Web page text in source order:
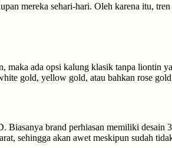
mereka sehari-hari. Oleh karena itu,
maka ada opsi kalung klasik tanpa
gold, yellow gold, atau bahkan rose
brand perhiasan memiliki
sehingga akan awet meskipun sudah